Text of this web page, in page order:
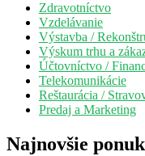
Zdravotníctvo
Vzdelávanie
Výstavba /
Výskum trhu a
Účtovníctvo /
Telekomunikácie
Reštaurácia /
Predaj a Marketing
Najnovšie